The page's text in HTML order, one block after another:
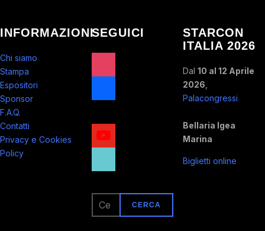
INFORMAZIONI
Chi siamo
Stampa
Espositori
Sponsor
F.A.Q.
Contatti
Privacy e Cookies
Policy
SEGUICI
youtube
Ricerca
STARCON
ITALIA 2026
Dal10 al 12 Aprile
2026
Palacongressi
Bellaria Igea
Marina
Biglietti online